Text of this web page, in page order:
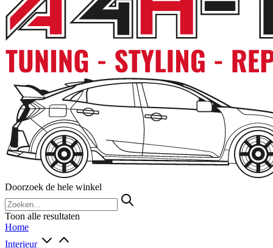
Doorzoek de hele winkel
Toon alle resultaten
Home
Interieur